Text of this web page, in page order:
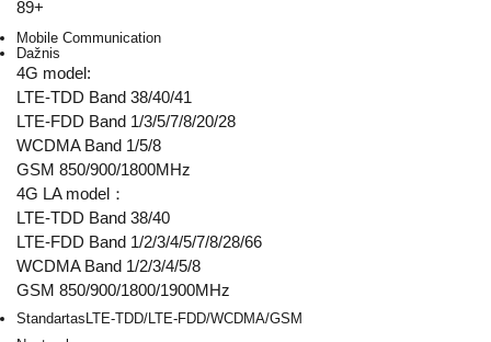
89+
Mobile Communication
Dažnis
4G model:
LTE-TDD Band 38/40/41
LTE-FDD Band 1/3/5/7/8/20/28
WCDMA Band 1/5/8
GSM 850/900/1800MHz
4G LA model：
LTE-TDD Band 38/40
LTE-FDD Band 1/2/3/4/5/7/8/28/66
WCDMA Band 1/2/3/4/5/8
GSM 850/900/1800/1900MHz
StandartasLTE-TDD/LTE-FDD/WCDMA/GSM